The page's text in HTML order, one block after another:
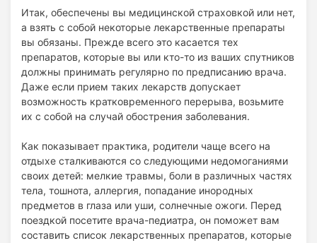
Итак, обеспечены вы медицинской страховкой или нет,
а взять с собой некоторые лекарственные препараты
вы обязаны. Прежде всего это касается тех
препаратов, которые вы или кто-то из ваших спутников
должны принимать регулярно по предписанию врача.
Даже если прием таких лекарств допускает
возможность кратковременного перерыва, возьмите
их с собой на случай обострения заболевания.
Как показывает практика, родители чаще всего на
отдыхе сталкиваются со следующими недомоганиями
своих детей: мелкие травмы, боли в различных частях
тела, тошнота, аллергия, попадание инородных
предметов в глаза или уши, солнечные ожоги. Перед
поездкой посетите врача-педиатра, он поможет вам
составить список лекарственных препаратов, которые